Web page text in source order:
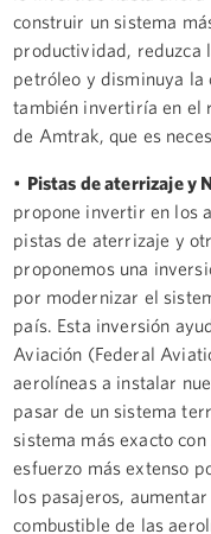
construir un sistema
productividad, reduzca
petróleo y disminuya la
también invertiría en el
de Amtrak, que es
• Pistas de aterrizaje y
propone invertir en los
pistas de aterrizaje y
proponemos una
por modernizar el
país. Esta inversión
Aviación (Federal
aerolíneas a instalar
pasar de un sistema
sistema más exacto
esfuerzo más extenso
los pasajeros,
combustible de las